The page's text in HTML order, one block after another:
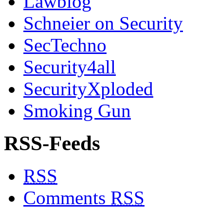
Schneier on Security
SecTechno
Security4all
SecurityXploded
Smoking Gun
RSS-Feeds
RSS
Comments RSS